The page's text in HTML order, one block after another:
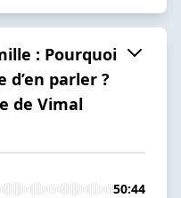
: Pourquoi
parler ?
de Vimal
50:44